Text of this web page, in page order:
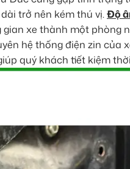
trở nên kém thú vị.Độ
xe thành một phòng
hệ thống điện zin của
quý khách tiết kiệm